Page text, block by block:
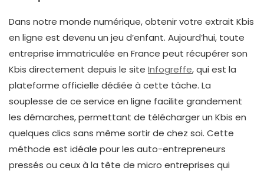
Dans notre monde numérique, obtenir votre extrait Kbis
en ligne est devenu un jeu d’enfant. Aujourd’hui, toute
entreprise immatriculée en France peut récupérer son
Kbis directement depuis le site Infogreffe, qui est la
plateforme officielle dédiée à cette tâche. La
souplesse de ce service en ligne facilite grandement
les démarches, permettant de télécharger un Kbis en
quelques clics sans même sortir de chez soi. Cette
méthode est idéale pour les auto-entrepreneurs
pressés ou ceux à la tête de micro entreprises qui